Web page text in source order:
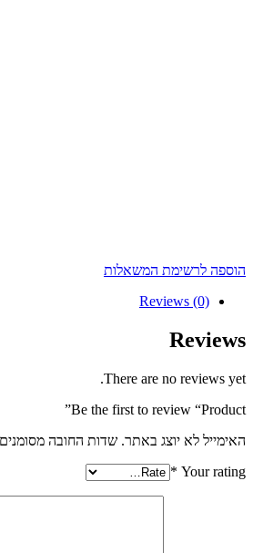
הוספה לרשימת המשאלות
Reviews (0)
Reviews
There are no reviews yet.
Be the first to review “Product”
האימייל לא יוצג באתר. שדות החובה מסומנים
Your rating
*